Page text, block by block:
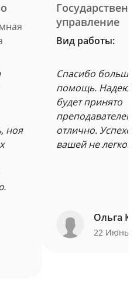
ноя
управление
Вид работы:
Спасибо
помощь.
будет принято
преподавателем
отлично.
вашей не легкой
Ольга
22 Июнь